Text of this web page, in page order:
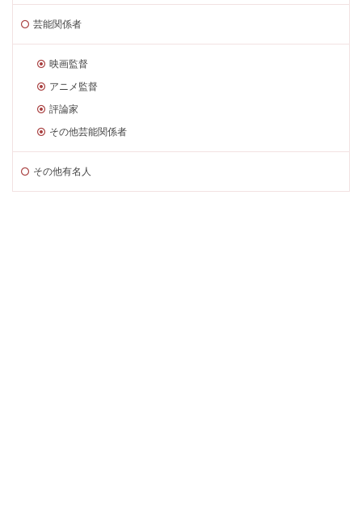
芸能関係者
映画監督
アニメ監督
評論家
その他芸能関係者
その他有名人